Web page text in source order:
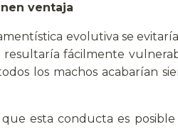
ventaja
evolutiva se
fácilmente
los machos acabarían
esta conducta es